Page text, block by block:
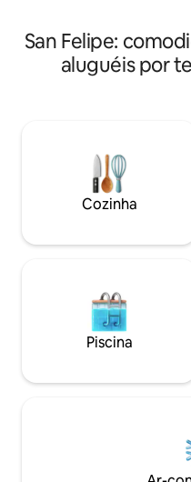
de praia, brinquedos
PROPRIETÁRIO "SEM
Certificado de Controle
San Felipe:
aluguéis por
Cozinha
Piscina